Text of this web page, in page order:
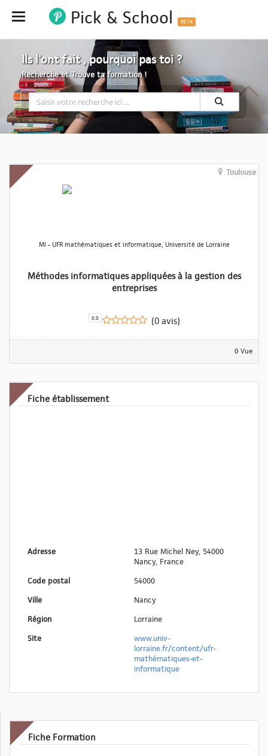
Hide Pick & School BETA
Ils l'ont fait , pourquoi pas toi ?
Recherche et Trouve ta formation !
Toulouse
MI - UFR mathématiques et informatique, Université de Lorraine
Méthodes informatiques appliquées à la gestion des
entreprises
0.0 (0 avis)
0 Vue
Fiche établissement
Adresse
13 Rue Michel Ney, 54000
Nancy, France
Code postal
54000
Ville
Nancy
Région
Lorraine
Site
www.univ-
lorraine.fr/content/ufr-
mathématiques-et-
informatique
Fiche Formation